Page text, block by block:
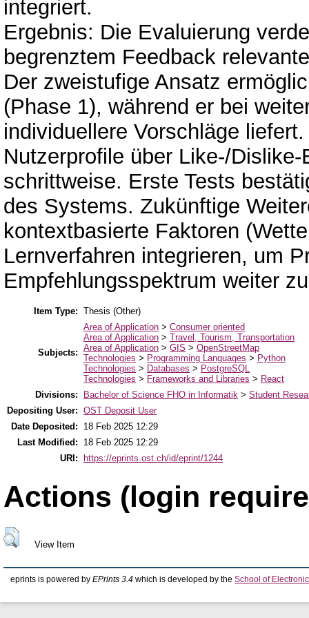
integriert.
Ergebnis: Die Evaluierung
begrenztem Feedback
Der zweistufige Ansatz
(Phase 1), während er bei
individuellere Vorschläge
Nutzerprofile über Like-/
schrittweise. Erste Tests
des Systems. Zukünftige
kontextbasierte Faktoren
Lernverfahren integrieren, um
Empfehlungsspektrum weiter
Item Type: Thesis (Other)
Subjects:
Area of Application > Consumer oriented
Area of Application > Travel, Tourism, Transportation
Area of Application > GIS > OpenStreetMap
Technologies > Programming Languages > Python
Technologies > Databases > PostgreSQL
Technologies > Frameworks and Libraries > React
Divisions:
Bachelor of Science FHO in Informatik > Student
Depositing User: OST Deposit User
Date Deposited:
18 Feb 2025 12:29
Last Modified:
18 Feb 2025 12:29
URI:
https://eprints.ost.ch/id/eprint/1244
Actions (login
View Item
eprints is powered by EPrints 3.4 which is developed by the School of